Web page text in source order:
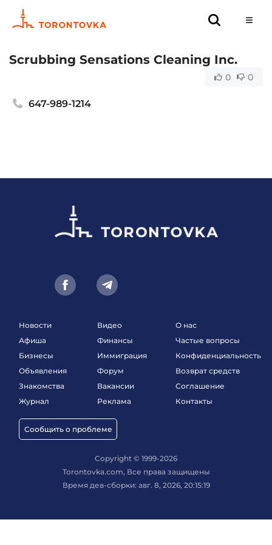
Scrubbing Sensations Cleaning Inc.
0 0
647-989-1214
Новости
Афиша
Бизнесы
Объявления
Знакомства
Журнал
Сообщить о проблеме
Видео
Финансы
Иммиграция
Форум
Вакансии
Реклама
О нас
Частые вопросы
Конфиденциальность
Возврат средств
Соглашение
Контакты
Copyright © 1999-2026
Torontovka.com, Все права защищены
Время дев-сборки: авг. 8, 2026, 20:15:19